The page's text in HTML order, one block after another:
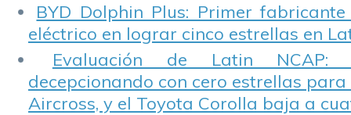
BYD Dolphin Plus: Primer
eléctrico en lograr cinco estrellas en
Evaluación de Latin NCAP:
decepcionando con cero estrellas para
Aircross, y el Toyota Corolla baja a